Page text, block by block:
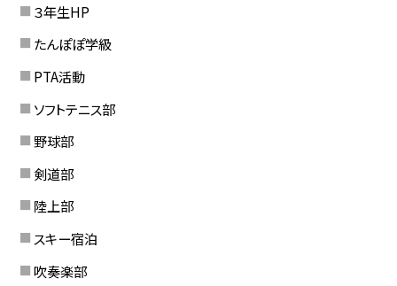
３年生HP
たんぽぽ学級
PTA活動
ソフトテニス部
野球部
剣道部
陸上部
スキー宿泊
吹奏楽部